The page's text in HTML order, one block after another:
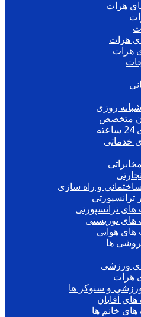
هرات
هرات
هرات
روزی
متخصص
خدماتی
و راه سازی
ترانسپورتی
ترانسپورتی
توریستی
هوایی
ها
ورزشی
هرات
و سنوکر ها
های آقایان
های خانم ها